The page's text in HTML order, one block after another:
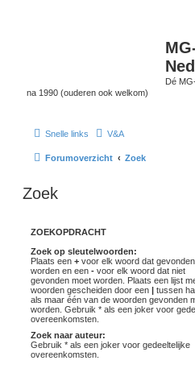
Dé
na 1990 (ouderen ook welkom)
Snelle links V&A
Forumoverzicht Zoek
Zoek
ZOEKOPDRACHT
Zoek op sleutelwoorden:
Plaats een + voor elk woord dat
worden en een - voor elk woord dat niet
gevonden moet worden. Plaats een lijst
woorden gescheiden door een | tussen
als maar één van de woorden gevonden
worden. Gebruik * als een joker voor
overeenkomsten.
Zoek naar auteur:
Gebruik * als een joker voor gedeeltelijke
overeenkomsten.